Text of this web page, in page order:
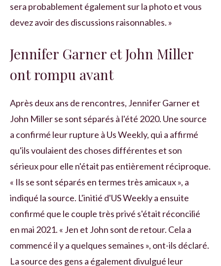
sera probablement également sur la photo et vous
devez avoir des discussions raisonnables. »
Jennifer Garner et John Miller
ont rompu avant
Après deux ans de rencontres, Jennifer Garner et
John Miller se sont séparés à l'été 2020. Une source
a confirmé leur rupture à Us Weekly, qui a affirmé
qu'ils voulaient des choses différentes et son
sérieux pour elle n'était pas entièrement réciproque.
« Ils se sont séparés en termes très amicaux », a
indiqué la source. L'initié d'US Weekly a ensuite
confirmé que le couple très privé s'était réconcilié
en mai 2021. « Jen et John sont de retour. Cela a
commencé il y a quelques semaines », ont-ils déclaré.
La source des gens a également divulgué leur